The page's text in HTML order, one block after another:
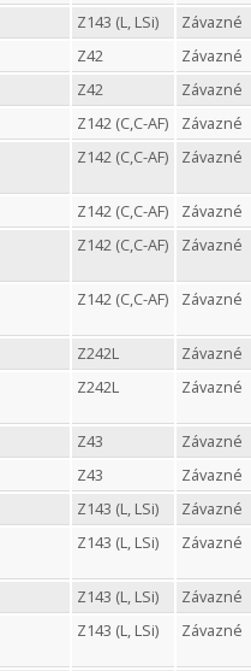
Z143 (L, LSi)
Závazné
Z42
Závazné
Z42
Závazné
Z142 (C,C-AF)
Závazné
Z142 (C,C-AF) Závazné
Z142 (C,C-AF)
Závazné
Z142 (C,C-AF) Závazné
Z142 (C,C-AF) Závazné
Z242L
Závazné
Z242L Závazné
Z43
Závazné
Z43
Závazné
Z143 (L, LSi)
Závazné
Z143 (L, LSi) Závazné
Z143 (L, LSi)
Závazné
Z143 (L, LSi) Závazné